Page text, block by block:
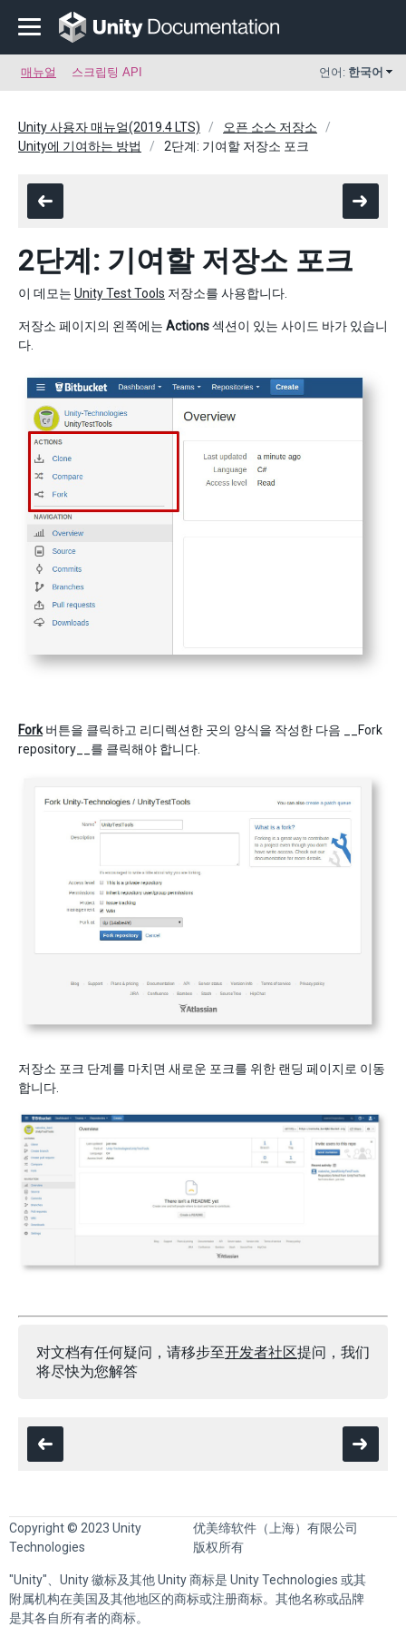
매뉴얼 스크립팅 API 언어: 한국어
Unity 사용자 매뉴얼(2019.4 LTS)
오픈 소스 저장소
Unity에 기여하는 방법
2단계: 기여할 저장소 포크
2단계: 기여할 저장소 포크
이 데모는 Unity Test Tools 저장소를 사용합니다.
저장소 페이지의 왼쪽에는 Actions섹션이 있는 사이드 바가 있습니
다.
Fork버튼을 클릭하고 리디렉션한 곳의 양식을 작성한 다음 __Fork
repository__를 클릭해야 합니다.
저장소 포크 단계를 마치면 새로운 포크를 위한 랜딩 페이지로 이동
합니다.
对文档有任何疑问，请移步至开发者社区提问，我们
将尽快为您解答
Copyright © 2023 Unity
Technologies
优美缔软件（上海）有限公司
版权所有
"Unity"、Unity 徽标及其他 Unity 商标是 Unity Technologies 或其
附属机构在美国及其他地区的商标或注册商标。其他名称或品牌
是其各自所有者的商标。